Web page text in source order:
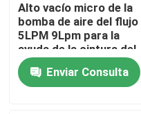
Noticias
Casos de trabajo
Alto vacío micro de la
bomba de aire del flujo
5LPM 9Lpm para la
ayuda de la cintura del
automóvil
Enviar Consulta